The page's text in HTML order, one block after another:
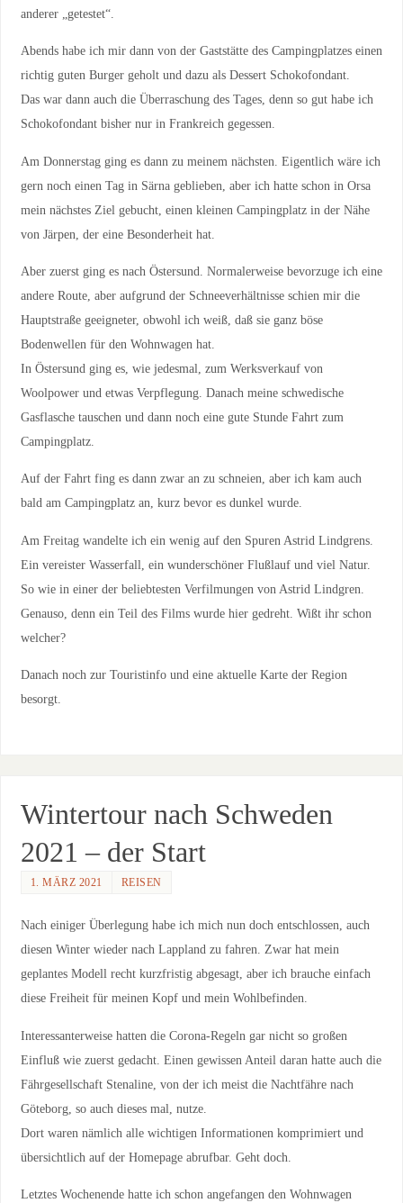
anderer „getestet“.
Abends habe ich mir dann von der Gaststätte des Campingplatzes einen
richtig guten Burger geholt und dazu als Dessert Schokofondant.
Das war dann auch die Überraschung des Tages, denn so gut habe ich
Schokofondant bisher nur in Frankreich gegessen.
Am Donnerstag ging es dann zu meinem nächsten. Eigentlich wäre ich
gern noch einen Tag in Särna geblieben, aber ich hatte schon in Orsa
mein nächstes Ziel gebucht, einen kleinen Campingplatz in der Nähe
von Järpen, der eine Besonderheit hat.
Aber zuerst ging es nach Östersund. Normalerweise bevorzuge ich eine
andere Route, aber aufgrund der Schneeverhältnisse schien mir die
Hauptstraße geeigneter, obwohl ich weiß, daß sie ganz böse
Bodenwellen für den Wohnwagen hat.
In Östersund ging es, wie jedesmal, zum Werksverkauf von
Woolpower und etwas Verpflegung. Danach meine schwedische
Gasflasche tauschen und dann noch eine gute Stunde Fahrt zum
Campingplatz.
Auf der Fahrt fing es dann zwar an zu schneien, aber ich kam auch
bald am Campingplatz an, kurz bevor es dunkel wurde.
Am Freitag wandelte ich ein wenig auf den Spuren Astrid Lindgrens.
Ein vereister Wasserfall, ein wunderschöner Flußlauf und viel Natur.
So wie in einer der beliebtesten Verfilmungen von Astrid Lindgren.
Genauso, denn ein Teil des Films wurde hier gedreht. Wißt ihr schon
welcher?
Danach noch zur Touristinfo und eine aktuelle Karte der Region
besorgt.
Wintertour nach Schweden
2021 – der Start
1. MÄRZ 2021 REISEN
Nach einiger Überlegung habe ich mich nun doch entschlossen, auch
diesen Winter wieder nach Lappland zu fahren. Zwar hat mein
geplantes Modell recht kurzfristig abgesagt, aber ich brauche einfach
diese Freiheit für meinen Kopf und mein Wohlbefinden.
Interessanterweise hatten die Corona-Regeln gar nicht so großen
Einfluß wie zuerst gedacht. Einen gewissen Anteil daran hatte auch die
Fährgesellschaft Stenaline, von der ich meist die Nachtfähre nach
Göteborg, so auch dieses mal, nutze.
Dort waren nämlich alle wichtigen Informationen komprimiert und
übersichtlich auf der Homepage abrufbar. Geht doch.
Letztes Wochenende hatte ich schon angefangen den Wohnwagen